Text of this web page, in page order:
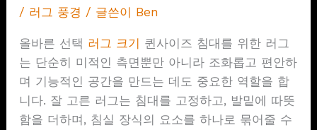
/ 러그 풍경 / 글쓴이 Ben
올바른 선택 러그 크기 퀸사이즈 침대를 위한 러그
는 단순히 미적인 측면뿐만 아니라 조화롭고 편안하
며 기능적인 공간을 만드는 데도 중요한 역할을 합
니다. 잘 고른 러그는 침대를 고정하고, 발밑에 따뜻
함을 더하며, 침실 장식의 요소를 하나로 묶어줄 수